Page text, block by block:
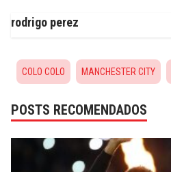
rodrigo perez
COLO COLO MANCHESTER CITY
POSTS RECOMENDADOS